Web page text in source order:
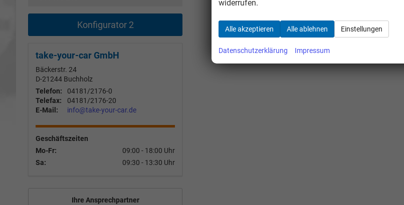
Konfigurator 2
take-your-car GmbH
Bäckerstr. 24
D-21244 Buchholz
Telefon:
04181/2176-0
Telefax:
04181/2176-20
E-Mail:
info@take-your-car.de
Geschäftszeiten
Mo-Fr:
09:00 - 18:00 Uhr
Sa:
09:30 - 13:30 Uhr
Ihre Ansprechpartner
widerrufen.
Alle akzeptieren Alle ablehnen Einstellungen
Datenschutzerklärung Impressum